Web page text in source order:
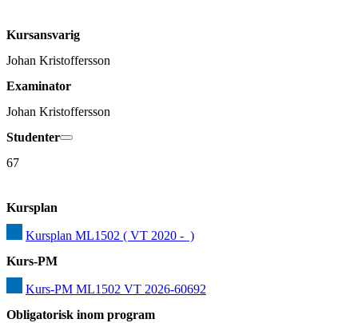
Kursansvarig
Johan Kristoffersson
Examinator
Johan Kristoffersson
Studenter
67
Kursplan
Kursplan ML1502 ( VT 2020 -  )
Kurs-PM
Kurs-PM ML1502 VT 2026-60692
Obligatorisk inom program